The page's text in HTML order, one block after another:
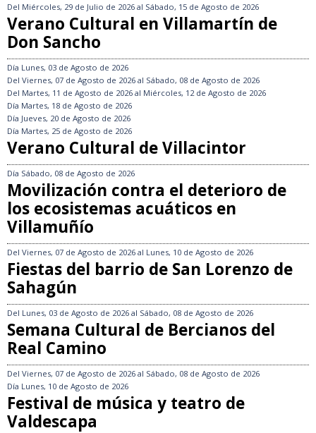
Del Miércoles, 29 de Julio de 2026 al Sábado, 15 de Agosto de 2026
Verano Cultural en Villamartín de
Don Sancho
Día Lunes, 03 de Agosto de 2026
Del Viernes, 07 de Agosto de 2026 al Sábado, 08 de Agosto de 2026
Del Martes, 11 de Agosto de 2026 al Miércoles, 12 de Agosto de 2026
Día Martes, 18 de Agosto de 2026
Día Jueves, 20 de Agosto de 2026
Día Martes, 25 de Agosto de 2026
Verano Cultural de Villacintor
Día Sábado, 08 de Agosto de 2026
Movilización contra el deterioro de
los ecosistemas acuáticos en
Villamuñío
Del Viernes, 07 de Agosto de 2026 al Lunes, 10 de Agosto de 2026
Fiestas del barrio de San Lorenzo de
Sahagún
Del Lunes, 03 de Agosto de 2026 al Sábado, 08 de Agosto de 2026
Semana Cultural de Bercianos del
Real Camino
Del Viernes, 07 de Agosto de 2026 al Sábado, 08 de Agosto de 2026
Día Lunes, 10 de Agosto de 2026
Festival de música y teatro de
Valdescapa